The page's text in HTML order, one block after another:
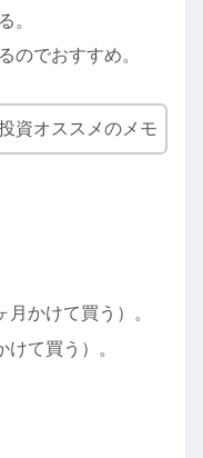
。
のでおすすめ。
資オススメのメモ
かけて買う）。
て買う）。